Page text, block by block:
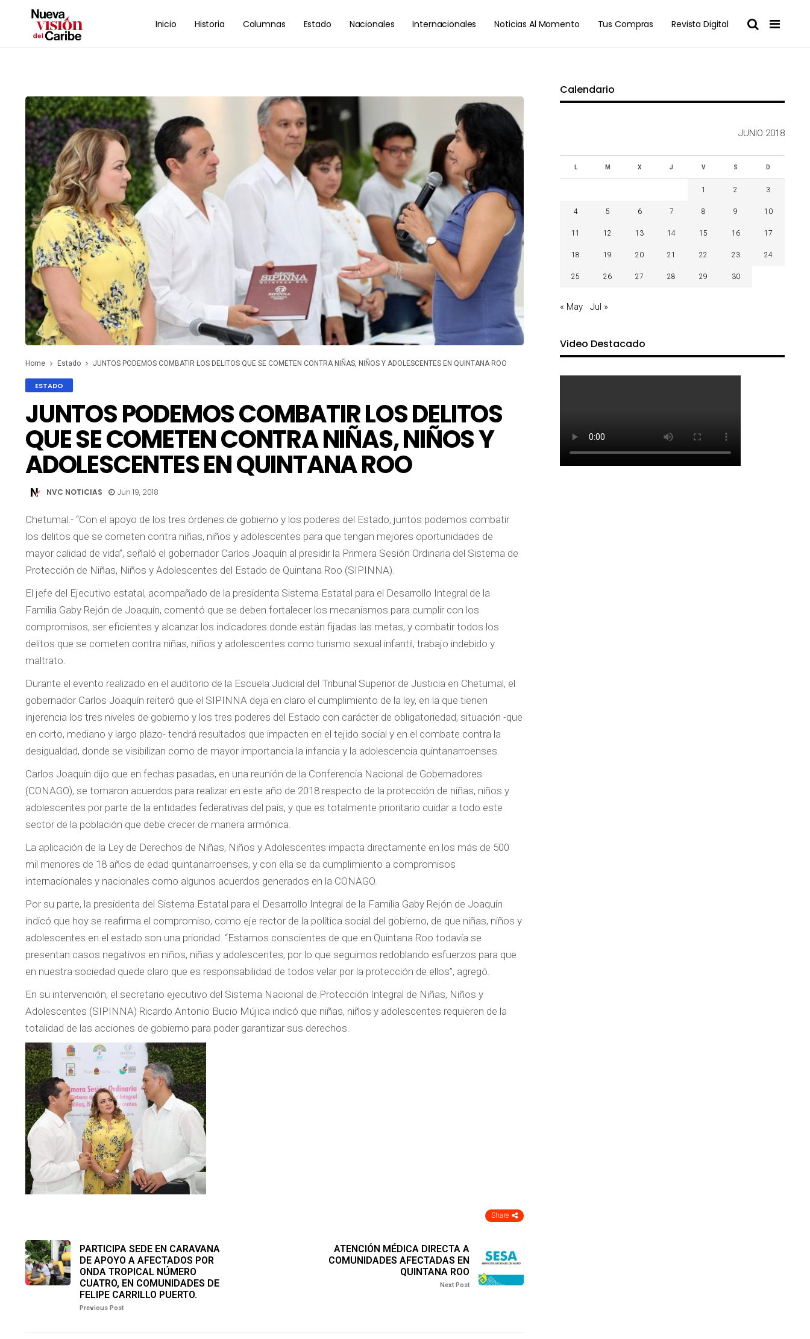
Inicio Historia Columnas Estado Nacionales Internacionales Noticias Al Momento Tus Compras Revista Digital
Home Estado JUNTOS PODEMOS COMBATIR LOS DELITOS QUE SE COMETEN CONTRA NIÑAS, NIÑOS Y ADOLESCENTES EN QUINTANA ROO
ESTADO
JUNTOS PODEMOS COMBATIR LOS DELITOS
QUE SE COMETEN CONTRA NIÑAS, NIÑOS Y
ADOLESCENTES EN QUINTANA ROO
NVC NOTICIAS Jun 19, 2018
Chetumal.- “Con el apoyo de los tres órdenes de gobierno y los poderes del Estado, juntos podemos combatir
los delitos que se cometen contra niñas, niños y adolescentes para que tengan mejores oportunidades de
mayor calidad de vida”, señaló el gobernador Carlos Joaquín al presidir la Primera Sesión Ordinaria del Sistema de
Protección de Niñas, Niños y Adolescentes del Estado de Quintana Roo (SIPINNA).
El jefe del Ejecutivo estatal, acompañado de la presidenta Sistema Estatal para el Desarrollo Integral de la
Familia Gaby Rejón de Joaquín, comentó que se deben fortalecer los mecanismos para cumplir con los
compromisos, ser eficientes y alcanzar los indicadores donde están fijadas las metas, y combatir todos los
delitos que se cometen contra niñas, niños y adolescentes como turismo sexual infantil, trabajo indebido y
maltrato.
Durante el evento realizado en el auditorio de la Escuela Judicial del Tribunal Superior de Justicia en Chetumal, el
gobernador Carlos Joaquín reiteró que el SIPINNA deja en claro el cumplimiento de la ley, en la que tienen
injerencia los tres niveles de gobierno y los tres poderes del Estado con carácter de obligatoriedad, situación -que
en corto, mediano y largo plazo- tendrá resultados que impacten en el tejido social y en el combate contra la
desigualdad, donde se visibilizan como de mayor importancia la infancia y la adolescencia quintanarroenses.
Carlos Joaquín dijo que en fechas pasadas, en una reunión de la Conferencia Nacional de Gobernadores
(CONAGO), se tomaron acuerdos para realizar en este año de 2018 respecto de la protección de niñas, niños y
adolescentes por parte de la entidades federativas del país, y que es totalmente prioritario cuidar a todo este
sector de la población que debe crecer de manera armónica.
La aplicación de la Ley de Derechos de Niñas, Niños y Adolescentes impacta directamente en los más de 500
mil menores de 18 años de edad quintanarroenses, y con ella se da cumplimiento a compromisos
internacionales y nacionales como algunos acuerdos generados en la CONAGO.
Por su parte, la presidenta del Sistema Estatal para el Desarrollo Integral de la Familia Gaby Rejón de Joaquín
indicó que hoy se reafirma el compromiso, como eje rector de la política social del gobierno, de que niñas, niños y
adolescentes en el estado son una prioridad. “Estamos conscientes de que en Quintana Roo todavía se
presentan casos negativos en niños, niñas y adolescentes, por lo que seguimos redoblando esfuerzos para que
en nuestra sociedad quede claro que es responsabilidad de todos velar por la protección de ellos”, agregó.
En su intervención, el secretario ejecutivo del Sistema Nacional de Protección Integral de Niñas, Niños y
Adolescentes (SIPINNA) Ricardo Antonio Bucio Mújica indicó que niñas, niños y adolescentes requieren de la
totalidad de las acciones de gobierno para poder garantizar sus derechos.
Share
PARTICIPA SEDE EN CARAVANA
DE APOYO A AFECTADOS POR
ONDA TROPICAL NÚMERO
CUATRO, EN COMUNIDADES DE
FELIPE CARRILLO PUERTO.
Previous Post
ATENCIÓN MÉDICA DIRECTA A
COMUNIDADES AFECTADAS EN
QUINTANA ROO
Next Post
Calendario
JUNIO 2018
L M X J V S D
1 2 3
4 5 6 7 8 9 10
11 12 13 14 15 16 17
18 19 20 21 22 23 24
25 26 27 28 29 30
« May Jul »
Video Destacado